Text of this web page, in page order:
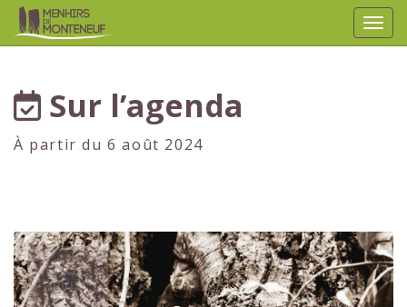
Sur l’agenda
À partir du 6 août 2024
1er
JUILLET
2024